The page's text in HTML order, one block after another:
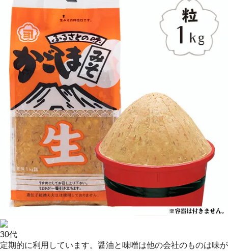
30代
定期的に利用しています。醤油と味噌は他の会社のものは味が